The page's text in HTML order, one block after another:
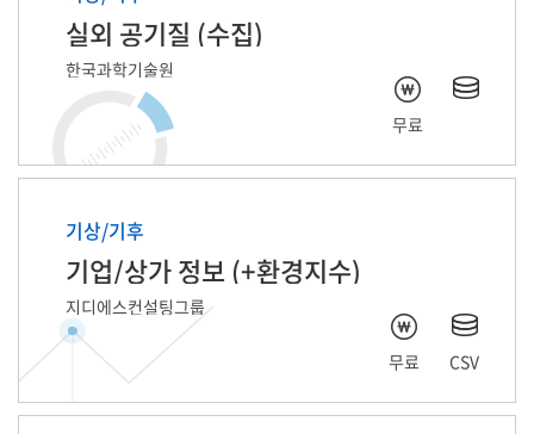
실외 공기질 (수집)
한국과학기술원
무료
기상/기후
기업/상가 정보 (+환경지수)
지디에스컨설팅그룹
무료 CSV